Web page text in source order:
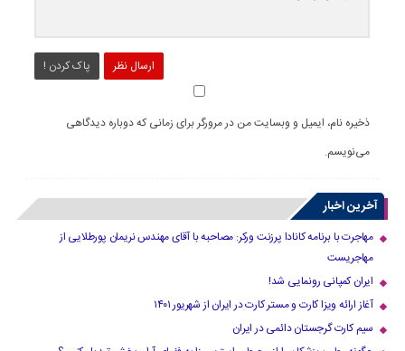
ارسال نظر پاک کردن !
ذخیره نام، ایمیل و وبسایت من در مرورگر برای زمانی که دوباره دیدگاهی
می‌نویسم.
آخرین اخبار
مهاجرت با برنامه کانادا پرزنت ورکر: مصاحبه با آقای مهندس نریمان پورطلایی از
مهاجریست
ایران کمپانی رونمایی شد!
آغاز ارائه ویزا کارت و مستر کارت در ایران از شهریور ۱۴۰۱
سیم کارت گرجستان دائمی در ایران